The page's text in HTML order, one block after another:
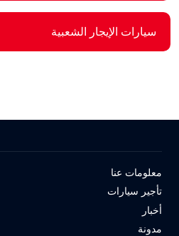
سيارات الإيجار الشعبية
معلومات عنا
تأجير سيارات
أخبار
مدونة